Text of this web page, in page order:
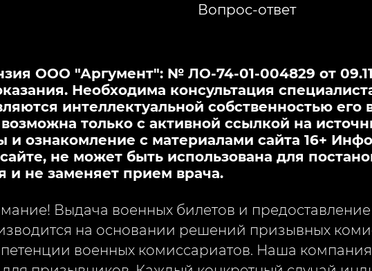
Вопрос-ответ
ООО "Аргумент": № ЛО-74-01-004829 от
Необходима консультация
интеллектуальной собственностью его
только с активной ссылкой на
и ознакомление с материалами сайта 16+
не может быть использована для
и не заменяет прием врача.
Выдача военных билетов и предоставление
на основании решений призывных
военных комиссариатов. Наша